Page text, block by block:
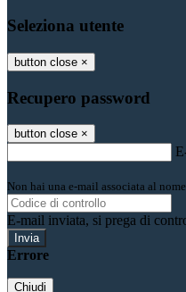
Seleziona utente
button close ×
Recupero password
button close ×
Non hai una e-mail associata al
E-mail inviata, si prega di
Errore
Chiudi